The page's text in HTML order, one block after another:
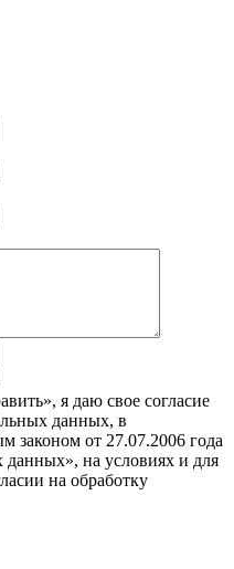
я даю свое согласие
данных, в
законом от 27.07.2006 года
на условиях и для
на обработку